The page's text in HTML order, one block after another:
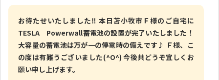
お待たせいたしました‼ 本日苫小牧市Ｆ様のご自宅に
TESLA Powerwall蓄電池の設置が完了いたしました！
大容量の蓄電池は万が一の停電時の備えです♪ Ｆ様、こ
の度は有難うございました(^O^) 今後共どうぞ宜しくお
願い申し上げます。